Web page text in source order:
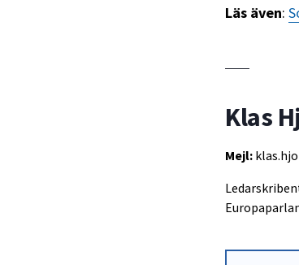
Läs även:
Klas
Mejl: